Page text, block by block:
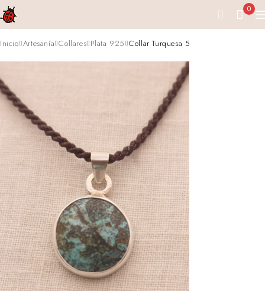
0
Inicio Artesanía Collares Plata 925 Collar Turquesa 5